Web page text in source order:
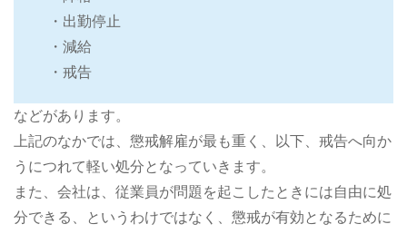
・出勤停止
・減給
・戒告
などがあります。
上記のなかでは、懲戒解雇が最も重く、以下、戒告へ向か
うにつれて軽い処分となっていきます。
また、会社は、従業員が問題を起こしたときには自由に処
分できる、というわけではなく、懲戒が有効となるために